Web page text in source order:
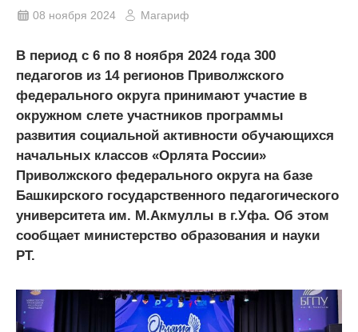
08 ноября 2024 Магариф
В период с 6 по 8 ноября 2024 года 300
педагогов из 14 регионов Приволжского
федерального округа принимают участие в
окружном слете участников программы
развития социальной активности обучающихся
начальных классов «Орлята России»
Приволжского федерального округа на базе
Башкирского государственного педагогического
университета им. М.Акмуллы в г.Уфа. Об этом
сообщает министерство образования и науки
РТ.